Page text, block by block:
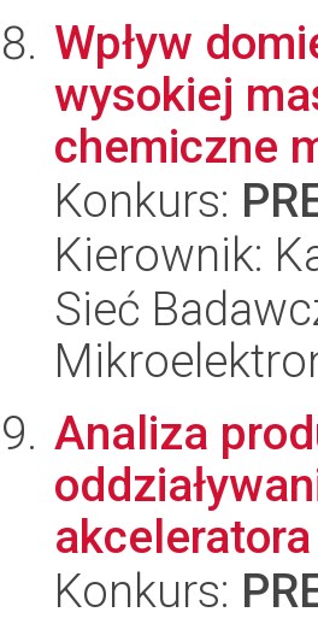
Wpływ
wysokiej
chemiczne
Konkurs:
Kierownik:
Sieć
Analiza
akceleratora
Konkurs: